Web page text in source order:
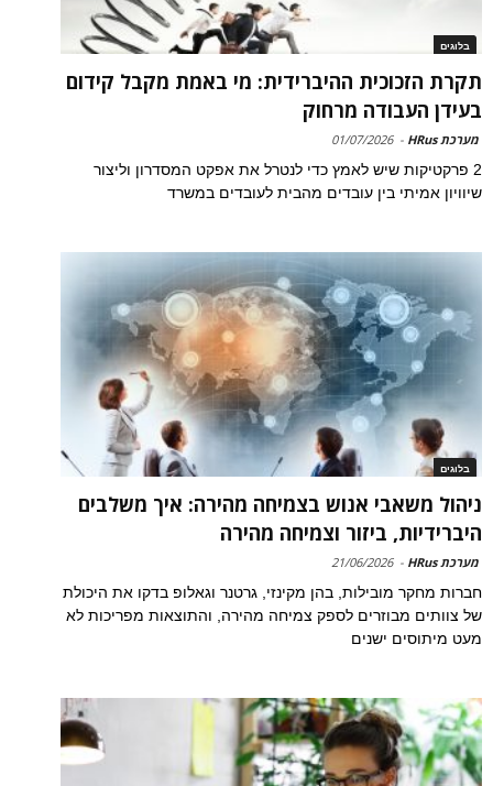
בלוגים
תקרת הזכוכית ההיברידית: מי באמת מקבל קידום
בעידן העבודה מרחוק
מערכת HRus -
01/07/2026
2 פרקטיקות שיש לאמץ כדי לנטרל את אפקט המסדרון וליצור
שיוויון אמיתי בין עובדים מהבית לעובדים במשרד
בלוגים
ניהול משאבי אנוש בצמיחה מהירה: איך משלבים
היברידיות, ביזור וצמיחה מהירה
מערכת HRus -
21/06/2026
חברות מחקר מובילות, בהן מקינזי, גרטנר וגאלופ בדקו את היכולת
של צוותים מבוזרים לספק צמיחה מהירה, והתוצאות מפריכות לא
מעט מיתוסים ישנים